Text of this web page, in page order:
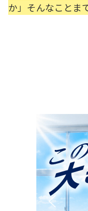
か」そんなことま